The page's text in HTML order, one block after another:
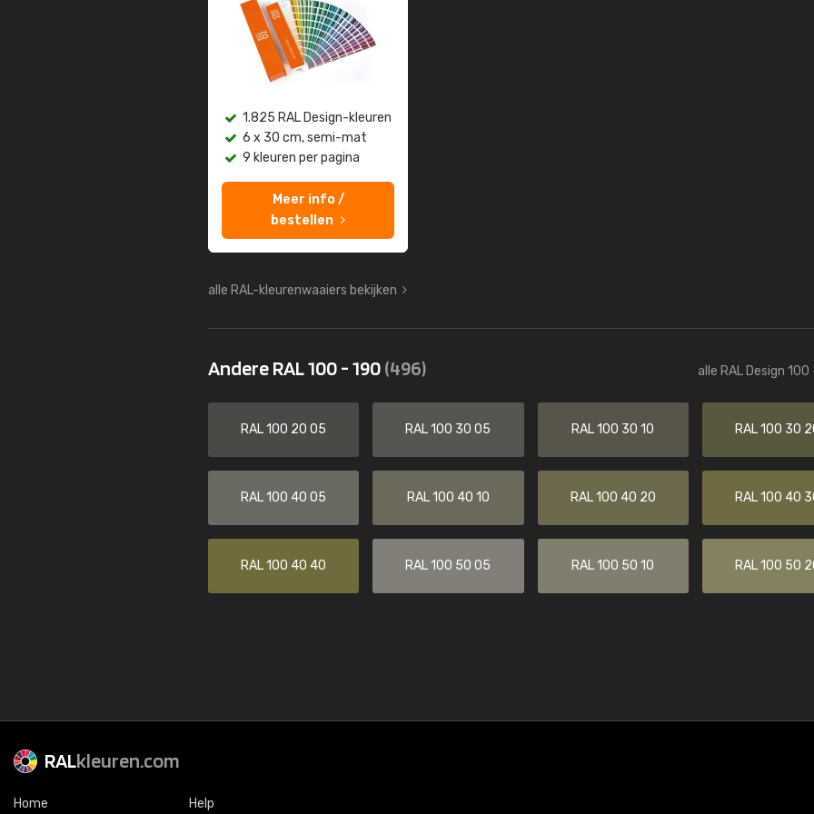
1.825 RAL Design-kleuren
6 x 30 cm, semi-mat
9 kleuren per pagina
Meer info /
bestellen
alle RAL-kleurenwaaiers bekijken
Andere RAL 100 - 190(496) alle RAL Design 100
RAL 100 20 05 RAL 100 30 05 RAL 100 30 10 RAL 100 30
RAL 100 40 05 RAL 100 40 10 RAL 100 40 20 RAL 100 40
RAL 100 40 40 RAL 100 50 05 RAL 100 50 10 RAL 100 50
RALkleuren.com
Home Help